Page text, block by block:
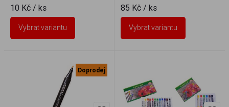
10 Kč / ks
Vybrat variantu
85 Kč / ks
Vybrat variantu
Doprodej